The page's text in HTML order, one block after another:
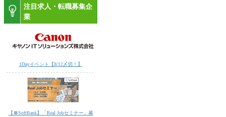
注目求人・転職募集企
業
1Dayイベント【8/12〆切！】
【〓SoftBank】「Real Jobセミナー」募